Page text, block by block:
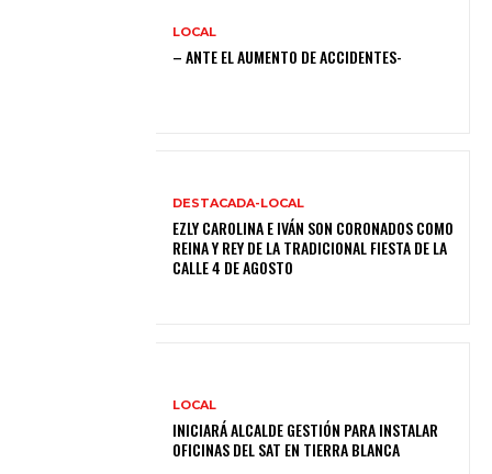
LOCAL
– ANTE EL AUMENTO DE ACCIDENTES-
DESTACADA-LOCAL
EZLY CAROLINA E IVÁN SON CORONADOS COMO
REINA Y REY DE LA TRADICIONAL FIESTA DE LA
CALLE 4 DE AGOSTO
LOCAL
INICIARÁ ALCALDE GESTIÓN PARA INSTALAR
OFICINAS DEL SAT EN TIERRA BLANCA